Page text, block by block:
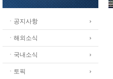
ㆍ공지사항
ㆍ해외소식
ㆍ국내소식
ㆍ토픽